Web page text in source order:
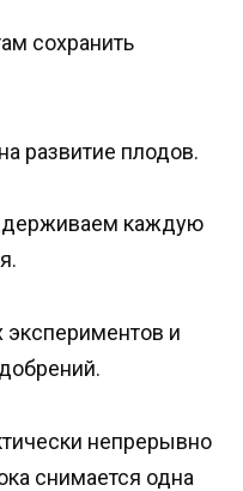
сохранить
развитие плодов.
каждую
экспериментов и
непрерывно
снимается одна